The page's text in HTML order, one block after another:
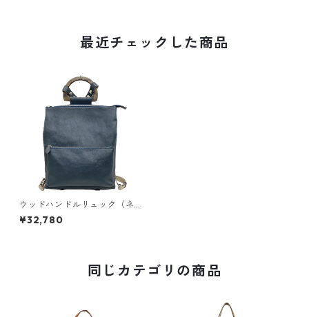
最近チェックした商品
ウッドハンドルリュック（ネ
イビー） 451
¥32,780
同じカテゴリの商品